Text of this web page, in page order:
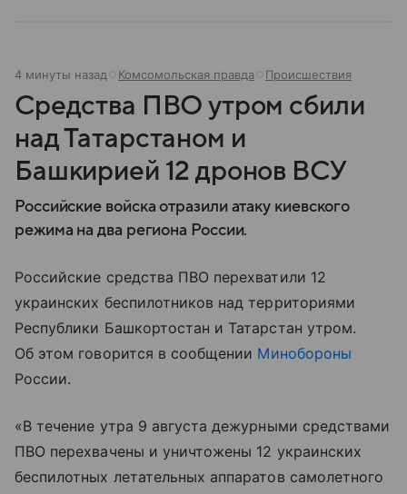
4 минуты назад Комсомольская правда Происшествия
Средства ПВО утром сбили
над Татарстаном и
Башкирией 12 дронов ВСУ
Российские войска отразили атаку киевского
режима на два региона России.
Российские средства ПВО перехватили 12
украинских беспилотников над территориями
Республики Башкортостан и Татарстан утром.
Об этом говорится в сообщении Минобороны
России.
«В течение утра 9 августа дежурными средствами
ПВО перехвачены и уничтожены 12 украинских
беспилотных летательных аппаратов самолетного